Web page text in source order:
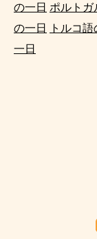
の一日 ポルトガ
の一日 トルコ
一日